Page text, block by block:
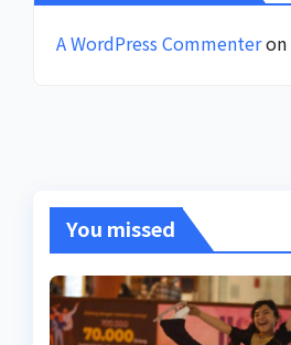
A WordPress Commenteron
You missed